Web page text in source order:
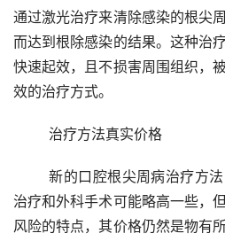
通过激光治疗来清除感染的根尖
而达到根除感染的结果。这种治
快速起效，且不损害周围组织，
效的治疗方式。
	治疗方法真实价格
	新的口腔根尖周病治疗方法的价格相对于传统的根管
治疗和外科手术可能略高一些，
风险的特点，其价格仍然是物有